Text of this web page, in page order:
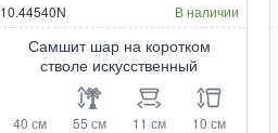
10.44540N В наличии
Самшит шар на коротком
стволе искусственный
40 см 55 см 11 см 10 см